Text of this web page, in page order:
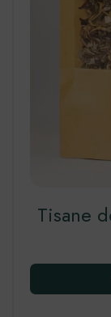
Tisane